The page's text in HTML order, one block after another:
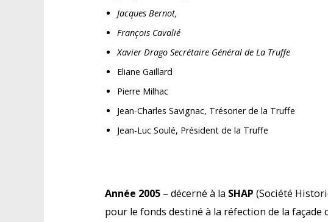
Jacques Bernot,
François Cavalié
Xavier Drago Secrétaire Général de La Truffe
Eliane Gaillard
Pierre Milhac
Jean-Charles Savignac, Trésorier de la Truffe
Jean-Luc Soulé, Président de la Truffe
Année 2005 – décerné à la SHAP (Société
pour le fonds destiné à la réfection de la façade